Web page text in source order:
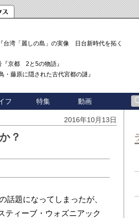
台湾「麗しの島」の実像 日台新時代を拓く「3
『京都 2と5の物語』
・藤原に隠された古代宮都の謎』
フ 特集 動画
2016年10月13日
？
題になってしまったが、
ティーブ・ウォズニアック